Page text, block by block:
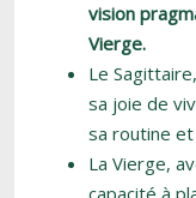
vision
Vierge.
Le
sa joie de
sa routine et
La Vierge,
capacité à